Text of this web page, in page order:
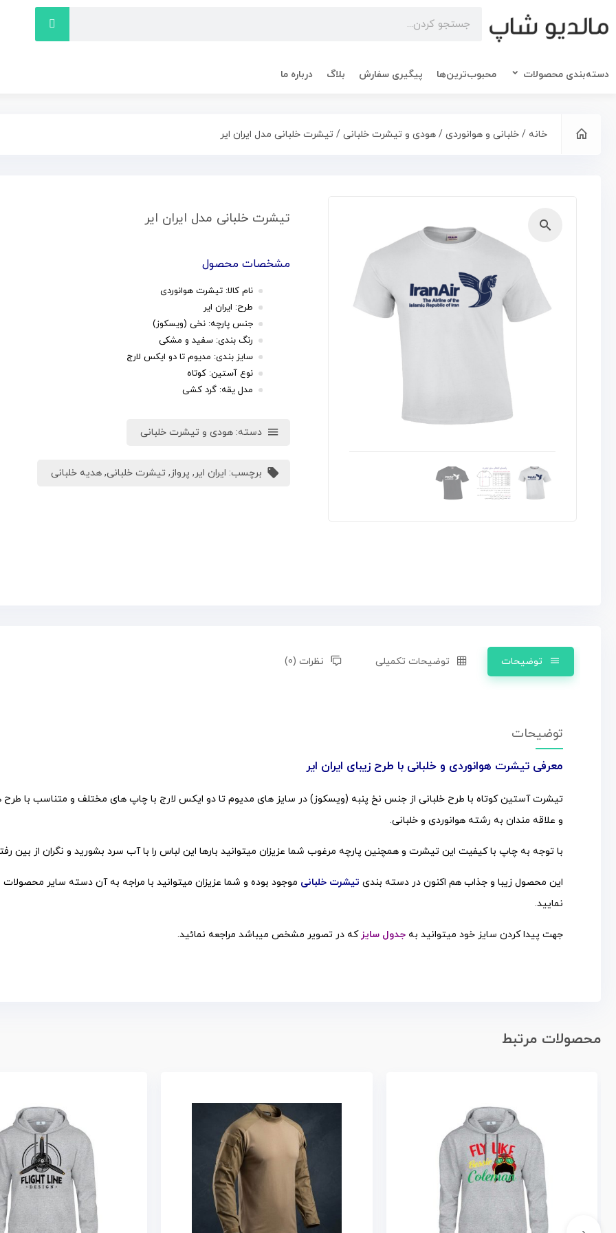
دسته‌بندی محصولات محبوب‌ترین‌ها پیگیری سفارش بلاگ درباره ما
خانه / خلبانی و هوانوردی / هودی و تیشرت خلبانی / تیشرت خلبانی مدل ایران ایر
تیشرت خلبانی مدل ایران ایر
مشخصات محصول
نام کالا: تیشرت هوانوردی
طرح: ایران ایر
جنس پارچه: نخی (ویسکوز)
رنگ بندی: سفید و مشکی
سایز بندی: مدیوم تا دو ایکس لارج
نوع آستین: کوتاه
مدل یقه: گرد کشی
دسته: هودی و تیشرت خلبانی
برچسب: ایران ایر, پرواز, تیشرت خلبانی, هدیه خلبانی
توضیحات توضیحات تکمیلی نظرات (0)
توضیحات
معرفی تیشرت هوانوردی و خلبانی با طرح زیبای ایران ایر
و علاقه مندان به رشته هوانوردی و خلبانی.
با توجه به چاپ با کیفیت این تیشرت و همچنین پارچه مرغوب شما عزیزان میتوانید بارها این لباس را با آب سرد بشورید و نگران از بین
این محصول زیبا و جذاب هم اکنون در دسته بندی تیشرت خلبانی موجود بوده و شما عزیزان میتوانید با مراجه به آن دسته سایر
نمایید.
جهت پیدا کردن سایز خود میتوانید به جدول سایز که در تصویر مشخص میباشد مراجعه نمائید.
محصولات مرتبط